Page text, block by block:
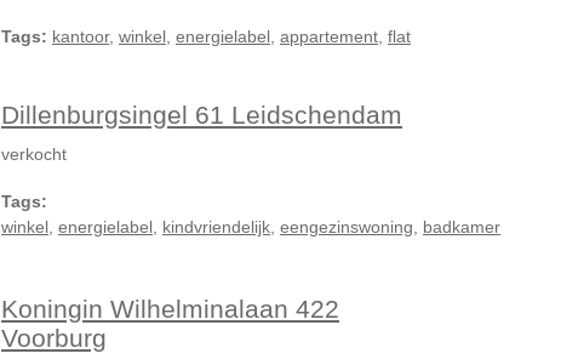
Tags: kantoor, winkel energielabel appartement flat
Dillenburgsingel 61 Leidschendam
verkocht
Tags:
winkel energielabel kindvriendelijk eengezinswoning badkamer
Koningin Wilhelminalaan 422
Voorburg